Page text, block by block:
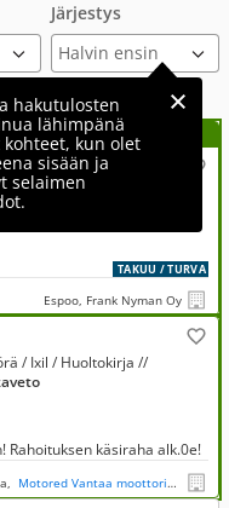
Järjestys
hakutulosten
lähimpänä
kun olet
sisään ja
selaimen
TAKUU / TURVA
Espoo, Frank Nyman Oy
/ Ixil / Huoltokirja //
Rahoituksen käsiraha alk.0e!
Motored Vantaa moottoripyörät